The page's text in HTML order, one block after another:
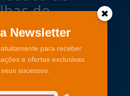
de
Dr. Fukuda
pleno domínio da
Newsletter
para receber
e ofertas exclusivas
sucessos.